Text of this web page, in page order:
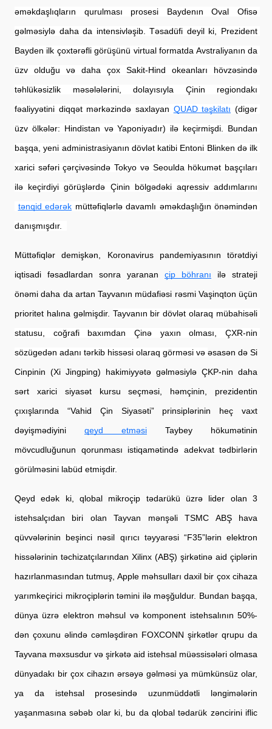
əməkdaşlıqların qurulması prosesi Baydenın Oval Ofisə
gəlməsiylə daha da intensivləşib. Təsadüfi deyil ki, Prezident
Bayden ilk çoxtərəfli görüşünü virtual formatda Avstraliyanın da
üzv olduğu və daha çox Sakit-Hind okeanları hövzəsində
təhlükəsizlik məsələlərini, dolayısıyla Çinin regiondakı
fəaliyyətini diqqət mərkəzində saxlayan QUAD təşkilatı (digər
üzv ölkələr: Hindistan və Yaponiyadır) ilə keçirmişdi. Bundan
başqa, yeni administrasiyanın dövlət katibi Entoni Blinken də ilk
xarici səfəri çərçivəsində Tokyo və Seoulda hökumət başçıları
ilə keçirdiyi görüşlərdə Çinin bölgədəki aqressiv addımlarını
tənqid edərək müttəfiqlərlə davamlı əməkdaşlığın önəmindən
danışmışdır.
Müttəfiqlər demişkən, Koronavirus pandemiyasının törətdiyi
iqtisadi fəsadlardan sonra yaranan
çip böhranı ilə strateji
önəmi daha da artan Tayvanın müdafiəsi rəsmi Vaşinqton üçün
prioritet halına gəlmişdir. Tayvanın bir dövlət olaraq mübahisəli
statusu, coğrafi baxımdan Çinə yaxın olması, ÇXR-nin
sözügedən adanı tərkib hissəsi olaraq görməsi və əsasən də Si
Cinpinin (Xi Jingping) hakimiyyətə gəlməsiylə ÇKP-nin daha
sərt xarici siyasət kursu seçməsi, həmçinin, prezidentin
çıxışlarında “Vahid Çin Siyasəti” prinsiplərinin heç vaxt
dəyişmədiyini
qeyd etməsi Taybey hökumətinin
mövcudluğunun qorunması istiqamətində adekvat tədbirlərin
görülməsini labüd etmişdir.
Qeyd edək ki, qlobal mikroçip tədarükü üzrə lider olan 3
istehsalçıdan biri olan Tayvan mənşəli TSMC ABŞ hava
qüvvələrinin beşinci nəsil qırıcı təyyarəsi “F35”lərin elektron
hissələrinin təchizatçılarından Xilinx (ABŞ) şirkətinə aid çiplərin
hazırlanmasından tutmuş, Apple məhsulları daxil bir çox cihaza
yarımkeçirici mikroçiplərin təmini ilə məşğuldur. Bundan başqa,
dünya üzrə elektron məhsul və komponent istehsalının 50%-
dən çoxunu əlində cəmləşdirən FOXCONN şirkətlər qrupu da
Tayvana məxsusdur və şirkətə aid istehsal müəssisələri olmasa
dünyadakı bir çox cihazın ərsəyə gəlməsi ya mümkünsüz olar,
ya da istehsal prosesində uzunmüddətli ləngimələrin
yaşanmasına səbəb olar ki, bu da qlobal tədarük zəncirini iflic